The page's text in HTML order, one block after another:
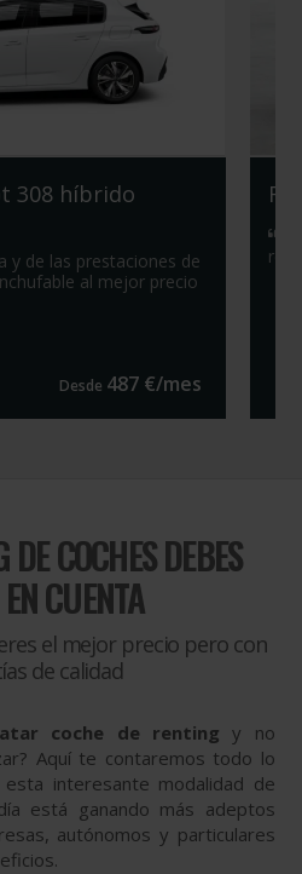
308 híbrido
y de las prestaciones de
al mejor precio
Desde 487 €/mes
DE COCHES DEBES
CUENTA
el mejor precio pero con
de calidad
coche de renting y no
Aquí te contaremos todo lo
interesante modalidad de
está ganando más adeptos
autónomos y particulares